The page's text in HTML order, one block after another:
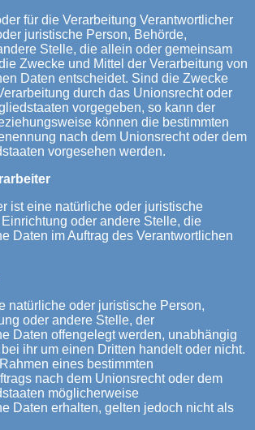
für die Verarbeitung Verantwortlicher
juristische Person, Behörde,
Stelle, die allein oder gemeinsam
Zwecke und Mittel der Verarbeitung von
Daten entscheidet. Sind die Zwecke
durch das Unionsrecht oder
vorgegeben, so kann der
können die bestimmten
nach dem Unionsrecht oder dem
vorgesehen werden.
ist eine natürliche oder juristische
oder andere Stelle, die
Daten im Auftrag des Verantwortlichen
natürliche oder juristische Person,
oder andere Stelle, der
Daten offengelegt werden, unabhängig
ihr um einen Dritten handelt oder nicht.
eines bestimmten
nach dem Unionsrecht oder dem
möglicherweise
Daten erhalten, gelten jedoch nicht als